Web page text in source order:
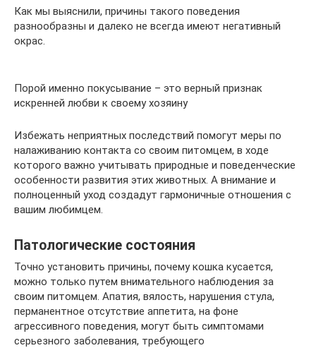
Как мы выяснили, причины такого поведения
разнообразны и далеко не всегда имеют негативный
окрас.
Порой именно покусывание – это верный признак
искренней любви к своему хозяину
Избежать неприятных последствий помогут меры по
налаживанию контакта со своим питомцем, в ходе
которого важно учитывать природные и поведенческие
особенности развития этих животных. А внимание и
полноценный уход создадут гармоничные отношения с
вашим любимцем.
Патологические состояния
Точно установить причины, почему кошка кусается,
можно только путем внимательного наблюдения за
своим питомцем. Апатия, вялость, нарушения стула,
перманентное отсутствие аппетита, на фоне
агрессивного поведения, могут быть симптомами
серьезного заболевания, требующего